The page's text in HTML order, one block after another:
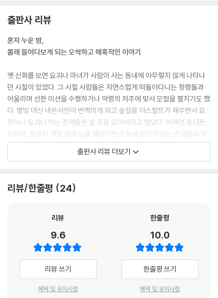
는 걸 의미하지 않겠어?”
영하의 콧방귀에 동찬이는 어금니를 물고 답했다.
“죽어서 장례를 치르던 사람이 살아나는 게 좀비가 아니면 뭐겠어.”
명이라고 치부하기엔 너무나 선명히 존재하는 소리임에도 누구도 믿어주
지 않는다. 소리가 들려오는 건 옆집. 그 집에 사는 아이는 수호네 반에서
거짓말쟁이로 소문난 ‘뻥쟁이 미호’다. 호기심으로 시작된 관심은 곧 공포
지박령 열차_김태호 작가 : “죽고 싶니? 내가 도와줄까?”
오늘도 정해진 노선을 돌고 도는 순환 열차. 누군가 열차에 몸을 던져 죽은
사건이 벌어진 이후로 누구도 그 근처로는 발걸음을 안 하는 맨 끝자리 노
란 의자, 그곳에 검은 덩어리가 되어 몸을 웅크린 한 소녀가 있다. 절망감
가득한 표정으로 휴대폰을 들여다보는 그 아이 곁으로 한 여자가 다가온
다. 온몸이 재로 뒤덮인 채 해맑은 얼굴을 하고서…….
말을 하고 싶은 거예요?’
는 밤마다 이상한 것을 본다. 붙박이장에서 빨간 머리끈을 줍고 나서부터
언니뻘 되는 한 소녀가 자꾸만 나타나는 것이다. 절박해 보이는 모습이 무
언가 말하고 싶은 게 있는 듯한데 자세히 보니 입이 없다.
재차의를 찾아서_정명섭 작가 : “무서워요. 하지만 달아나고 싶지 않아
출판사 리뷰
혼자 누운 밤,
몰래 들여다보게 되는 오싹하고 매혹적인 이야기
옛 신화를 보면 요괴나 마녀가 사람이 사는 동네에 아무렇지 않게 나타나
던 시절이 있었다. 그 시절 사람들은 자연스럽게 떠돌아다니는 정령들과
어울리며 선한 미션을 수행하거나 악령의 저주에 맞서 모험을 펼치기도 했
다. 별빛 대신 네온사인이 번쩍이게 되고 숲길을 아스팔트가 채우면서 요
정이니 요괴니 하는 존재들은 살 곳을 잃어버리고 말았다. 어쩌면 휴대폰,
티브이, 컴퓨터 게임 등에 눈을 빼앗기면서 눈에 보이지 않는 존재들과 직
접 소통하는 능력이 퇴화되어버린 것인지도 모른다.
대신 우리는 영화나 소설, 만화를 통해 그들에 대한 상상을 줄기차게 소비
등장한다. 그 많던 귀신들은 다 어디로 간 걸까? 뱀파이어나 좀비, 늑대인
귀신들에 비해 우리나라 귀신들은 상대적으로 관심을 덜 받고 있는 것 아
돌고 있을 혼령은 서양 귀신이 아닌 우리 귀신일 텐데도 말이다.
귀신보다 무서운 현실을 견디고 있는 청춘들을 위하여
공포심은 가장 원초적인 감정 중 하나다. 우리 마음속 가장 나약하고 불안
출판사 리뷰 더보기
리뷰/한줄평 24
리뷰
9.6
리뷰 쓰기
혜택 및 유의사항
한줄평
10.0
한줄평 쓰기
혜택 및 유의사항